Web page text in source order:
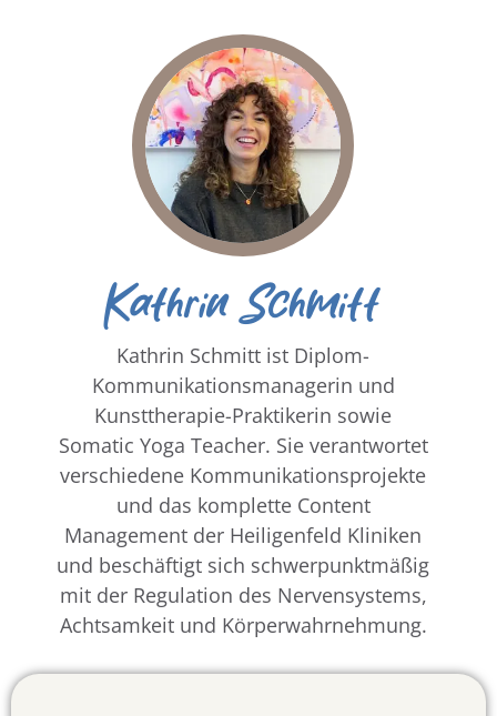
Kathrin Schmitt
Kathrin Schmitt ist Diplom-
Kommunikationsmanagerin und
Kunsttherapie-Praktikerin sowie
Somatic Yoga Teacher. Sie verantwortet
verschiedene Kommunikationsprojekte
und das komplette Content
Management der Heiligenfeld Kliniken
und beschäftigt sich schwerpunktmäßig
mit der Regulation des Nervensystems,
Achtsamkeit und Körperwahrnehmung.